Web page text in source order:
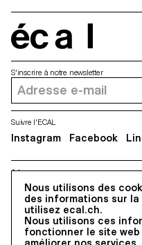
jours comme un moment de
seraient l’appropriation par
sur l’image à capturer et sur
à travers le rapport au texte,
Nous utilisons des
des informations sur la
utilisez ecal.ch.
Nous utilisons ces
fonctionner le site web
Adresse
5, avenue du Temple, CH-
S'inscrire à notre newsletter
Suivre l'ECAL
Instagram Facebook
Tous droits réservés @2026
Contact Impressum Hub